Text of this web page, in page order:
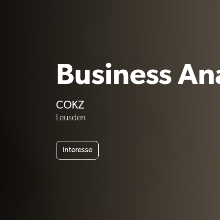
Business
COKZ
Leusden
Interesse